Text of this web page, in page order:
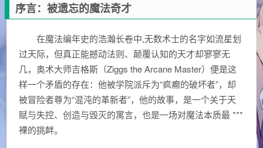
序言：被遗忘的魔法奇才
在魔法编年史的浩瀚长卷中,无数术士的名字如流星划
过天际，但真正能撼动法则、颠覆认知的天才却寥寥无
几，奥术大师吉格斯（Ziggs the Arcane Master）便是这
样一个矛盾的存在：他被学院派斥为“疯癫的破坏者”，却
被冒险者尊为“混沌的革新者”，他的故事，是一个关于天
赋与失控、创造与毁灭的寓言，也是一场对魔法本质最 ***
裸的挑衅。